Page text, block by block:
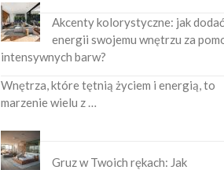
Akcenty kolorystyczne: jak dodać
energii swojemu wnętrzu za
intensywnych barw?
Wnętrza, które tętnią życiem i energią, to
marzenie wielu z …
Gruz w Twoich rękach: Jak